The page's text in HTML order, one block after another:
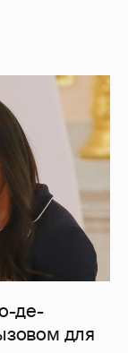
де-
для